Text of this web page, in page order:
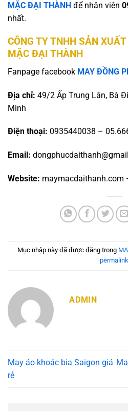
MẶC ĐẠI THÀNH để nhân viên
nhất.
CÔNG TY TNHH SẢN
MẶC ĐẠI THÀNH
Fanpage facebook MAY ĐỒNG
Địa chỉ: 49/2 Ấp Trung Lân, Bà
Minh
Điện thoại: 0935440038 –
Email:
Website: maymacdaithanh.com
Mục nhập này đã được đăng trong
permalink
ADMIN
May áo khoác bia Saigon giá
rẻ